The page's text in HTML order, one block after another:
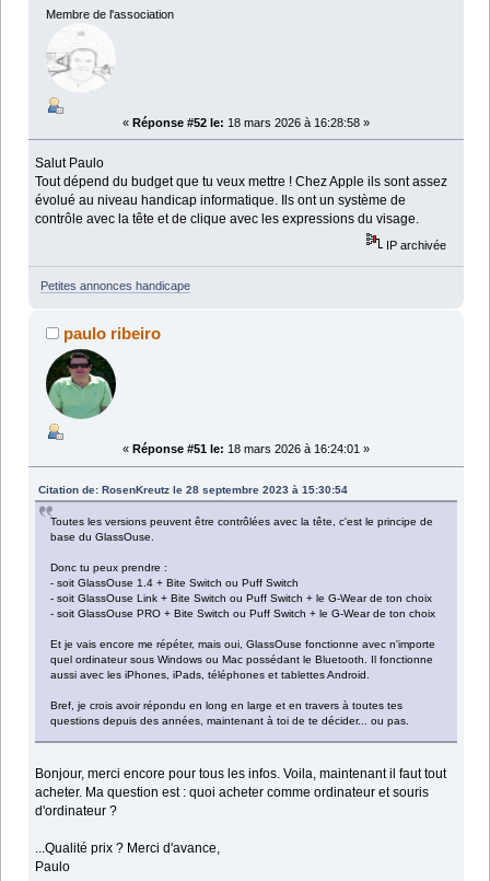
Membre de l'association
« Réponse #52 le: 18 mars 2026 à 16:28:58 »
Salut Paulo
Tout dépend du budget que tu veux mettre ! Chez Apple ils sont assez
évolué au niveau handicap informatique. Ils ont un système de
contrôle avec la tête et de clique avec les expressions du visage.
IP archivée
Petites annonces handicape
paulo ribeiro
« Réponse #51 le: 18 mars 2026 à 16:24:01 »
Citation de: RosenKreutz le 28 septembre 2023 à 15:30:54
Toutes les versions peuvent être contrôlées avec la tête, c'est le principe de
base du GlassOuse.
Donc tu peux prendre :
- soit GlassOuse 1.4 + Bite Switch ou Puff Switch
- soit GlassOuse Link + Bite Switch ou Puff Switch + le G-Wear de ton choix
- soit GlassOuse PRO + Bite Switch ou Puff Switch + le G-Wear de ton choix
Et je vais encore me répéter, mais oui, GlassOuse fonctionne avec n'importe
quel ordinateur sous Windows ou Mac possédant le Bluetooth. Il fonctionne
aussi avec les iPhones, iPads, téléphones et tablettes Android.
Bref, je crois avoir répondu en long en large et en travers à toutes tes
questions depuis des années, maintenant à toi de te décider... ou pas.
Bonjour, merci encore pour tous les infos. Voila, maintenant il faut tout
acheter. Ma question est : quoi acheter comme ordinateur et souris
d'ordinateur ?
...Qualité prix ? Merci d'avance,
Paulo